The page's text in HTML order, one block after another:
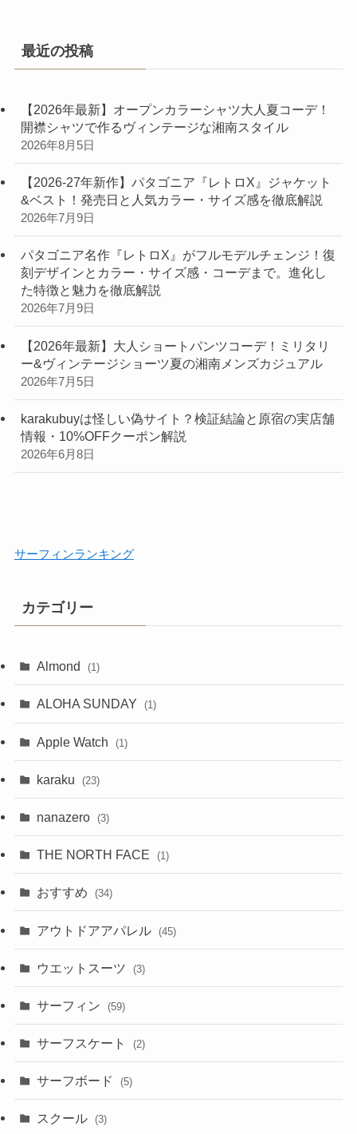
最近の投稿
【2026年最新】オープンカラーシャツ大人夏コーデ！
開襟シャツで作るヴィンテージな湘南スタイル
2026年8月5日
【2026-27年新作】パタゴニア『レトロX』ジャケット
&ベスト！発売日と人気カラー・サイズ感を徹底解説
2026年7月9日
パタゴニア名作『レトロX』がフルモデルチェンジ！復
刻デザインとカラー・サイズ感・コーデまで。進化し
た特徴と魅力を徹底解説
2026年7月9日
【2026年最新】大人ショートパンツコーデ！ミリタリ
ー&ヴィンテージショーツ夏の湘南メンズカジュアル
2026年7月5日
karakubuyは怪しい偽サイト？検証結論と原宿の実店舗
情報・10%OFFクーポン解説
2026年6月8日
サーフィンランキング
カテゴリー
Almond (1)
ALOHA SUNDAY (1)
Apple Watch (1)
karaku (23)
nanazero (3)
THE NORTH FACE (1)
おすすめ (34)
アウトドアアパレル (45)
ウエットスーツ (3)
サーフィン (59)
サーフスケート (2)
サーフボード (5)
スクール (3)